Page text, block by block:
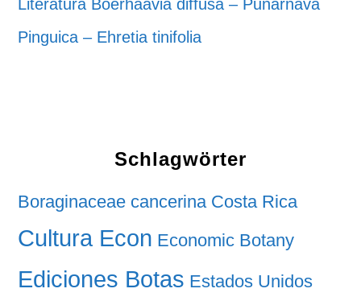
Literatura Boerhaavia diffusa – Punarnava
Pinguica – Ehretia tinifolia
Schlagwörter
Boraginaceae cancerina Costa Rica
Cultura Econ Economic Botany
Ediciones Botas Estados Unidos